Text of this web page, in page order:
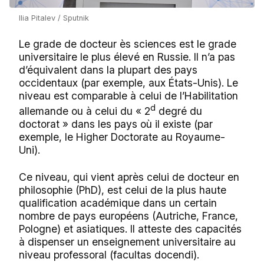
Ilia Pitalev / Sputnik
Le grade de docteur ès sciences est le grade
universitaire le plus élevé en Russie. Il n’a pas
d’équivalent dans la plupart des pays
occidentaux (par exemple, aux États-Unis). Le
niveau est comparable à celui de l’Habilitation
allemande ou à celui du « 2d degré du
doctorat » dans les pays où il existe (par
exemple, le Higher Doctorate au Royaume-
Uni).
Ce niveau, qui vient après celui de docteur en
philosophie (PhD), est celui de la plus haute
qualification académique dans un certain
nombre de pays européens (Autriche, France,
Pologne) et asiatiques. Il atteste des capacités
à dispenser un enseignement universitaire au
niveau professoral (facultas docendi).